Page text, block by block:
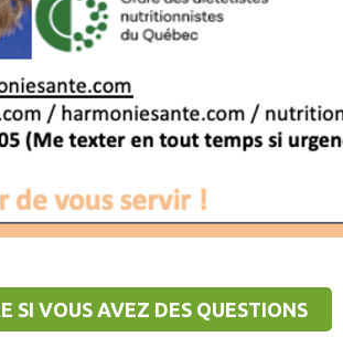
SI VOUS AVEZ DES QUESTIONS